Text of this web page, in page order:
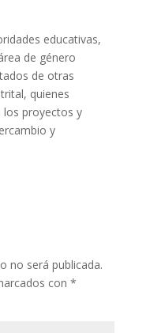
educativas,
de género
de otras
quienes
los proyectos y
y
no será publicada.
con *